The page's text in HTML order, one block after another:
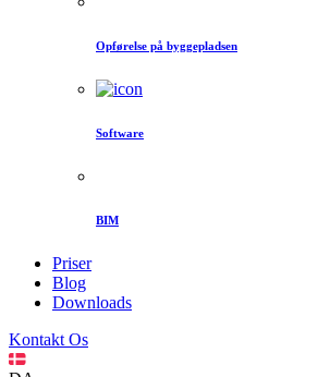
Opførelse på byggepladsen
Software
BIM
Priser
Blog
Downloads
Kontakt Os